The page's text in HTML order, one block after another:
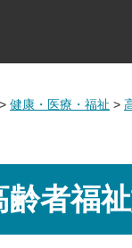
> 健康・医療・福祉 >
齢者福